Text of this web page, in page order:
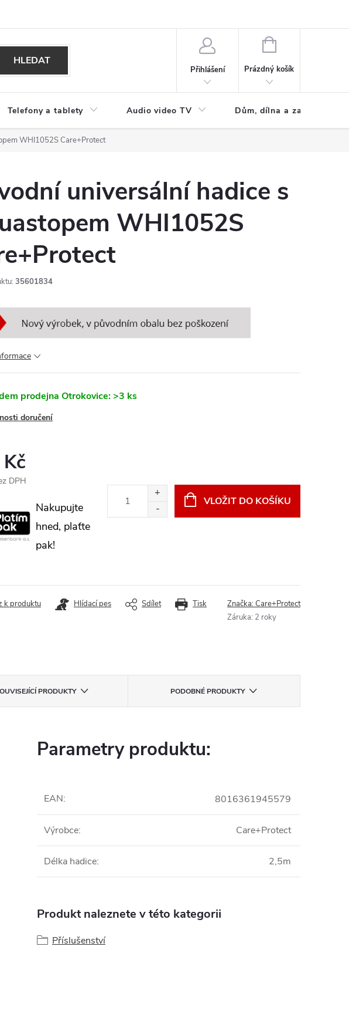
HLEDAT
Přihlášení
NÁKUPNÍ
Prázdný košík
Telefony a tablety Audio video TV Dům, dílna a zahrada
WHI1052S Care+Protect
universální hadice s
WHI1052S
35601834
prodejna Otrokovice:>3 ks
doručení
DPH
Nakupujte
hned, plaťte
pak!
VLOŽIT DO KOŠÍKU
Tisk
k produktu Hlídací pes Sdílet Značka:Care+Protect
Záruka: 2 roky
PRODUKTY PODOBNÉ PRODUKTY
Parametry produktu:
EAN: 8016361945579
Výrobce: Care+Protect
Délka hadice: 2,5m
Produkt naleznete v této kategorii
Příslušenství